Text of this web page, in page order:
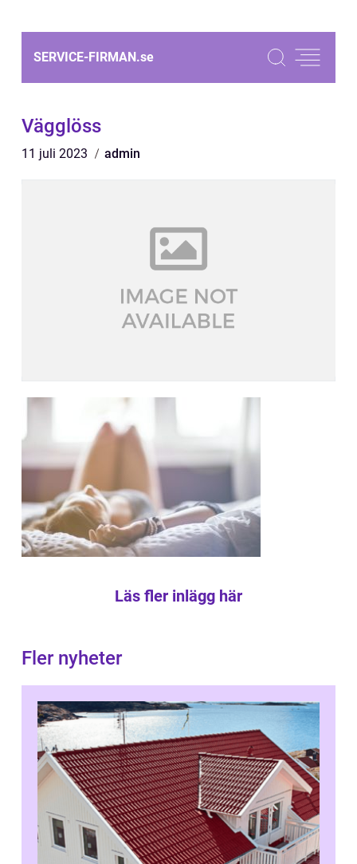
SERVICE-FIRMAN.se
Vägglöss
11 juli 2023 admin
Läs fler inlägg här
Fler nyheter